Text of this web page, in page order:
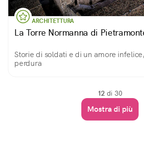
ARCHITETTURA
La Torre Normanna di
Storie di soldati e di un amore
perdura
12 di 30
Mostra di più